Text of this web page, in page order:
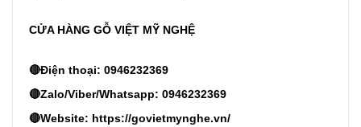
CỬA HÀNG GỖ VIỆT MỸ NGHỆ
🔴Điện thoại: 0946232369
🔴Zalo/Viber/Whatsapp: 0946232369
🔴Website: https://govietmynghe.vn/